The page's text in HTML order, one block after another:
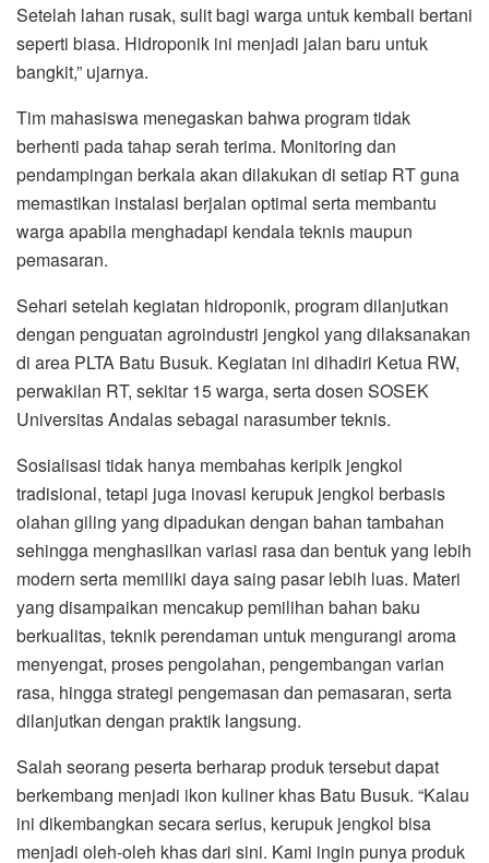
Setelah lahan rusak, sulit bagi warga untuk kembali bertani
seperti biasa. Hidroponik ini menjadi jalan baru untuk
bangkit,” ujarnya.
Tim mahasiswa menegaskan bahwa program tidak
berhenti pada tahap serah terima. Monitoring dan
pendampingan berkala akan dilakukan di setiap RT guna
memastikan instalasi berjalan optimal serta membantu
warga apabila menghadapi kendala teknis maupun
pemasaran.
Sehari setelah kegiatan hidroponik, program dilanjutkan
dengan penguatan agroindustri jengkol yang dilaksanakan
di area PLTA Batu Busuk. Kegiatan ini dihadiri Ketua RW,
perwakilan RT, sekitar 15 warga, serta dosen SOSEK
Universitas Andalas sebagai narasumber teknis.
Sosialisasi tidak hanya membahas keripik jengkol
tradisional, tetapi juga inovasi kerupuk jengkol berbasis
olahan giling yang dipadukan dengan bahan tambahan
sehingga menghasilkan variasi rasa dan bentuk yang lebih
modern serta memiliki daya saing pasar lebih luas. Materi
yang disampaikan mencakup pemilihan bahan baku
berkualitas, teknik perendaman untuk mengurangi aroma
menyengat, proses pengolahan, pengembangan varian
rasa, hingga strategi pengemasan dan pemasaran, serta
dilanjutkan dengan praktik langsung.
Salah seorang peserta berharap produk tersebut dapat
berkembang menjadi ikon kuliner khas Batu Busuk. “Kalau
ini dikembangkan secara serius, kerupuk jengkol bisa
menjadi oleh-oleh khas dari sini. Kami ingin punya produk